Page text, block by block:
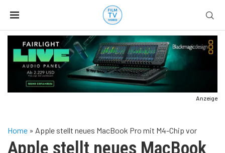
Anzeige
Home » Apple stellt neues MacBook Pro mit M4-Chip vor
Apple stellt neues MacBook